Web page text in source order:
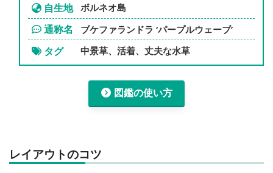
自生地 ボルネオ島
通称名 ブケファランドラ ‘パープルウェーブ’
タグ 中景草、活着、丈夫な水草
図鑑の使い方
レイアウトのコツ